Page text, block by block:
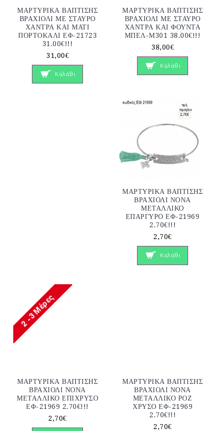
ΜΑΡΤΥΡΙΚΑ ΒΑΠΤΙΣΗΣ
ΒΡΑΧΙΟΛΙ ΜΕ ΣΤΑΥΡΟ
ΧΑΝΤΡΑ ΚΑΙ ΜΑΤΙ
ΠΟΡΤΟΚΑΛΙ ΕΦ-21723
31.00€!!!
31,00€
Καλάθι
ΜΑΡΤΥΡΙΚΑ ΒΑΠΤΙΣΗΣ
ΒΡΑΧΙΟΛΙ ΜΕ ΣΤΑΥΡΟ
ΧΑΝΤΡΑ ΚΑΙ ΦΟΥΝΤΑ
ΜΠΕΛ-Μ301 38.00€!!!
38,00€
Καλάθι
ΜΑΡΤΥΡΙΚΑ ΒΑΠΤΙΣΗΣ
ΒΡΑΧΙΟΛΙ ΝΟΝΑ
ΜΕΤΑΛΛΙΚΟ
ΕΠΑΡΓΥΡΟ ΕΦ-21969
2.70€!!!
2,70€
Καλάθι
ΜΑΡΤΥΡΙΚΑ ΒΑΠΤΙΣΗΣ
ΒΡΑΧΙΟΛΙ ΝΟΝΑ
ΜΕΤΑΛΛΙΚΟ ΕΠΙΧΡΥΣΟ
ΕΦ-21969 2.70€!!!
2,70€
ΜΑΡΤΥΡΙΚΑ ΒΑΠΤΙΣΗΣ
ΒΡΑΧΙΟΛΙ ΝΟΝΑ
ΜΕΤΑΛΛΙΚΟ ΡΟΖ
ΧΡΥΣΟ ΕΦ-21969
2.70€!!!
2,70€